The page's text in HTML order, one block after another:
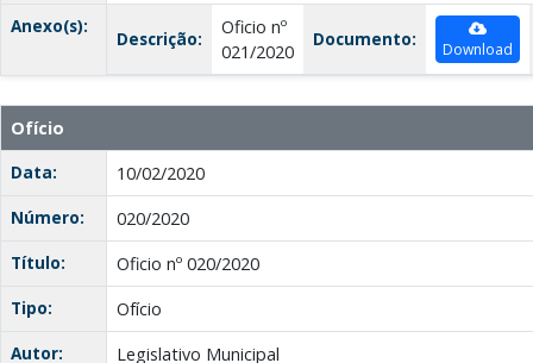
Anexo(s):
Descrição:
Oficio nº
021/2020
Documento: Download
Ofício
Data:
10/02/2020
Número:
020/2020
Título:
Oficio nº 020/2020
Tipo:
Ofício
Autor:
Legislativo Municipal